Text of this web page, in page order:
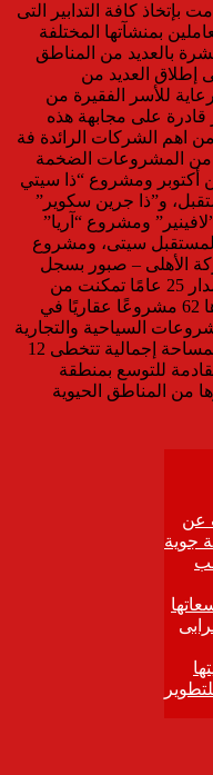
بإتخاذ كافة التدابير التى
بمنشآتها المختلفة
بالعديد من المناطق
إطلاق العديد من
للأسر الفقيرة من
قادرة على مجابهة هذه
اهم الشركات الرائدة فة
من المشروعات الضخمة
ال6 من أكتوبر ومشروع “ذا سيتي
و”ذا جرين سكوير”
ومشروع “آريا”
سيتى، ومشروع
الأهلى – صبور بسجل
حافل من الإنجازات والنجاحات، فعلى مدار 25 عامًا تمكنت من
62 مشروعًا عقاريًا في
السياحية والتجارية
والإدارية والأندية الرياضية والإجتماعية بمساحة إجمالية تتخطى 12
للتوسع بمنطقة
من المناطق الحيوية